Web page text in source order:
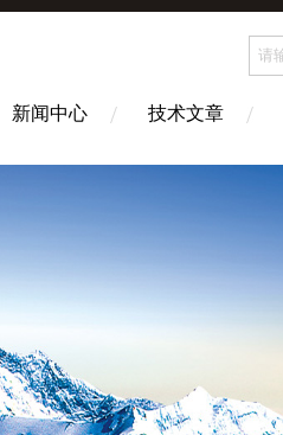
新闻中心 技术文章